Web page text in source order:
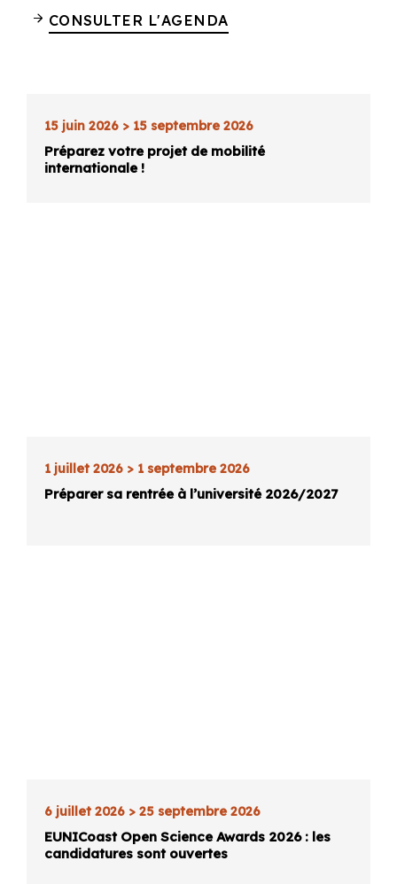
CONSULTER L'AGENDA
Préparez votre projet de mobilité
internationale !
15 juin 2026 > 15 septembre 2026
Préparer sa rentrée à l’université 2026/2027
1 juillet 2026 > 1 septembre 2026
EUNICoast Open Science Awards 2026 : les
candidatures sont ouvertes
6 juillet 2026 > 25 septembre 2026